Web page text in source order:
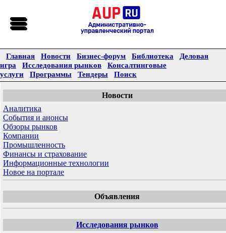
Главная Новости Бизнес-форум Библиотека
Деловая
игра
Исследования рынков
Консалтинговые
услуги
Программы Тендеры Поиск
Новости
Аналитика
События и анонсы
Обзоры рынков
Компании
Промышленность
Финансы и страхование
Информационные технологии
Новое на портале
Объявления
Исследования рынков